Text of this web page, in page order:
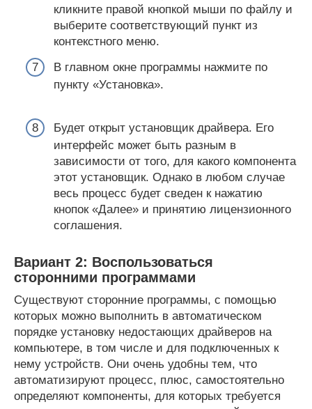
кликните правой кнопкой мыши по файлу и
выберите соответствующий пункт из
контекстного меню.
В главном окне программы нажмите по
пункту «Установка».
Будет открыт установщик драйвера. Его
интерфейс может быть разным в
зависимости от того, для какого компонента
этот установщик. Однако в любом случае
весь процесс будет сведен к нажатию
кнопок «Далее» и принятию лицензионного
соглашения.
Вариант 2: Воспользоваться
сторонними программами
Существуют сторонние программы, с помощью
которых можно выполнить в автоматическом
порядке установку недостающих драйверов на
компьютере, в том числе и для подключенных к
нему устройств. Они очень удобны тем, что
автоматизируют процесс, плюс, самостоятельно
определяют компоненты, для которых требуется